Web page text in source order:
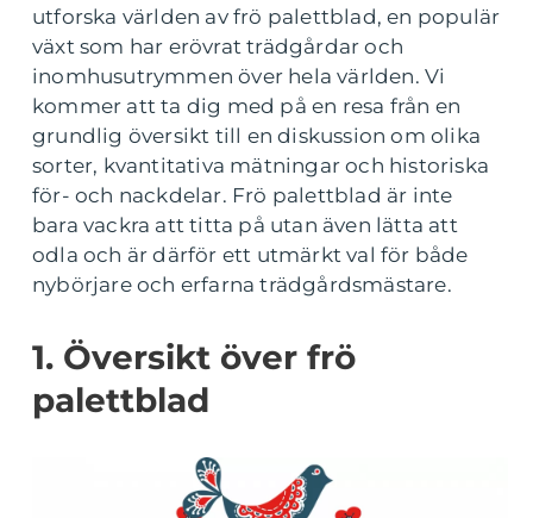
utforska världen av frö palettblad, en populär
växt som har erövrat trädgårdar och
inomhusutrymmen över hela världen. Vi
kommer att ta dig med på en resa från en
grundlig översikt till en diskussion om olika
sorter, kvantitativa mätningar och historiska
för- och nackdelar. Frö palettblad är inte
bara vackra att titta på utan även lätta att
odla och är därför ett utmärkt val för både
nybörjare och erfarna trädgårdsmästare.
1. Översikt över frö
palettblad